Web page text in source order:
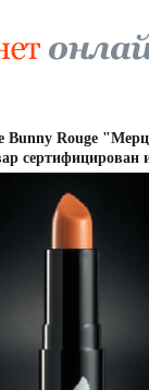
Bunny Rouge
сертифицирован